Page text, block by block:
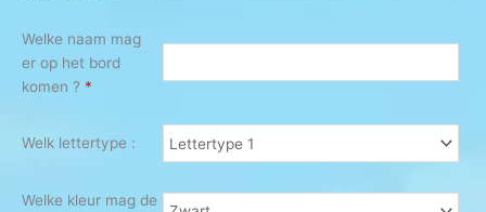
Welke naam mag
er op het bord
komen ? *
Welk lettertype :
Welke kleur mag de